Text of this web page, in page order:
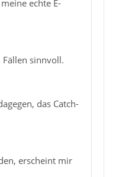
echte E-
sinnvoll.
das Catch-
erscheint mir